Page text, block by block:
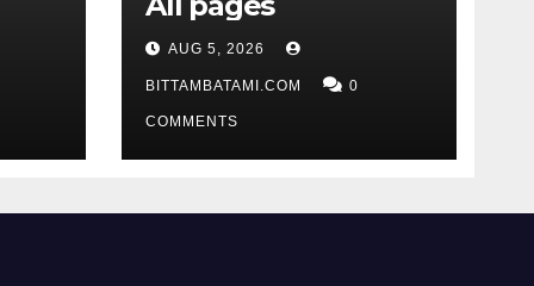
AUG 5, 2026
BITTAMBATAMI.COM 0
COMMENTS